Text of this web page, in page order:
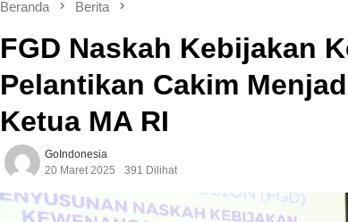
Beranda Berita
FGD Naskah Kebijakan
Pelantikan Cakim
Ketua MA RI
GoIndonesia
20 Maret 2025
391 Dilihat